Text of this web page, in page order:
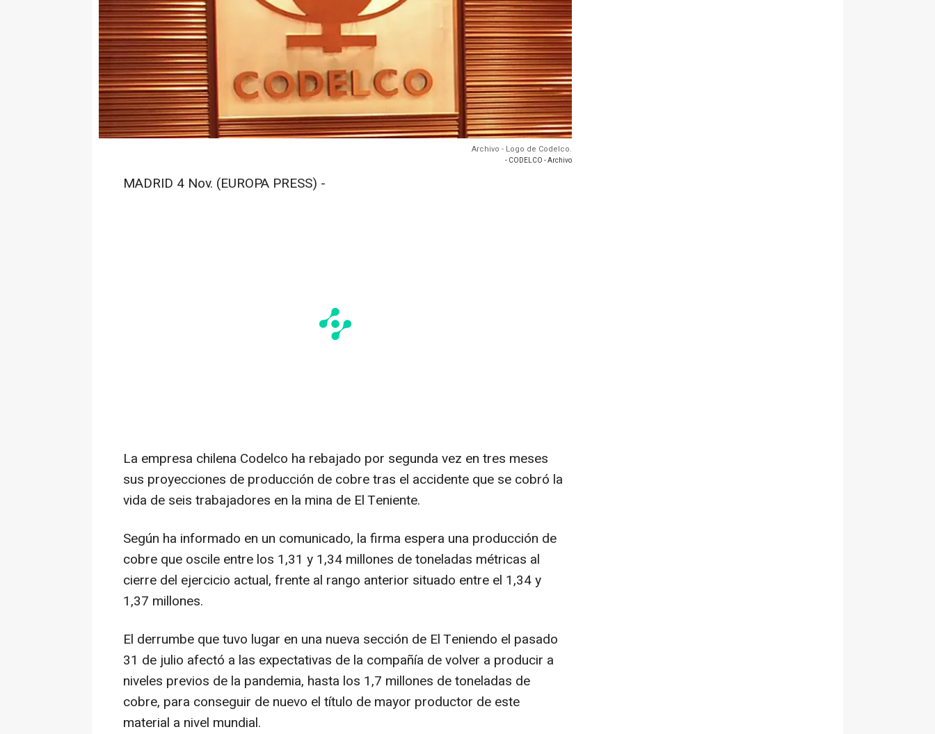
Archivo - Logo de Codelco.
- CODELCO - Archivo
MADRID 4 Nov. (EUROPA PRESS) -
La empresa chilena Codelco ha rebajado por segunda vez en tres meses
sus proyecciones de producción de cobre tras el accidente que se cobró la
vida de seis trabajadores en la mina de El Teniente.
Según ha informado en un comunicado, la firma espera una producción de
cobre que oscile entre los 1,31 y 1,34 millones de toneladas métricas al
cierre del ejercicio actual, frente al rango anterior situado entre el 1,34 y
1,37 millones.
El derrumbe que tuvo lugar en una nueva sección de El Teniendo el pasado
31 de julio afectó a las expectativas de la compañía de volver a producir a
niveles previos de la pandemia, hasta los 1,7 millones de toneladas de
cobre, para conseguir de nuevo el título de mayor productor de este
material a nivel mundial.